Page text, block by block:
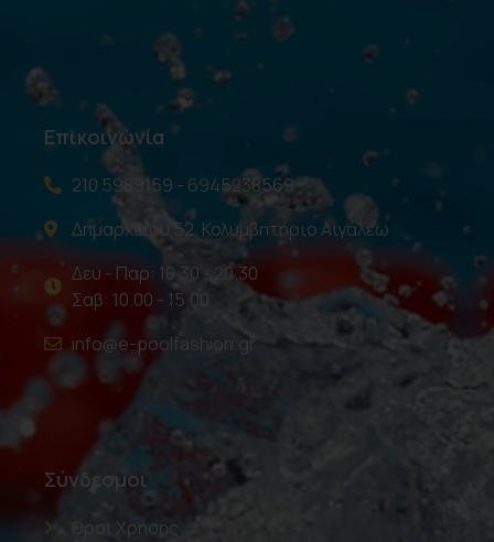
Επικοινωνία
210 5989159 - 6945238569
Δημαρχείου 52, Κολυμβητήριο Αιγάλεω
Δευ - Παρ: 10.30 - 20.30
Σαβ: 10.00 - 15.00
info@e-poolfashion.gr
Σύνδεσμοι
Όροι Χρήσης